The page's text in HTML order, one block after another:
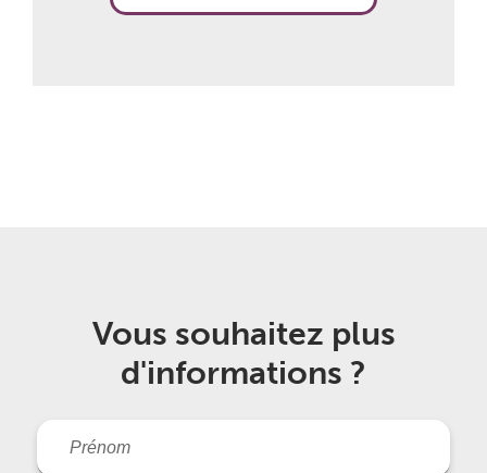
Vous souhaitez plus
d'informations ?